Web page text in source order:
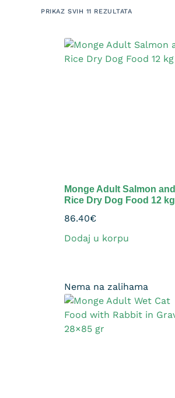
PRIKAZ SVIH 11 REZULTATA
Monge Adult Salmon and
Rice Dry Dog Food 12 kg
86.40€
Dodaj u korpu
Nema na zalihama